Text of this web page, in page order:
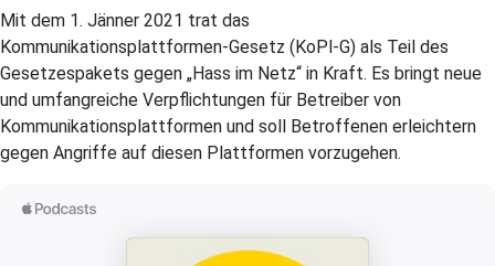
Mit dem 1. Jänner 2021 trat das
Kommunikationsplattformen‑Gesetz (KoPl-G) als Teil des
Gesetzespakets gegen „Hass im Netz“ in Kraft. Es bringt neue
und umfangreiche Verpflichtungen für Betreiber von
Kommunikationsplattformen und soll Betroffenen erleichtern
gegen Angriffe auf diesen Plattformen vorzugehen.